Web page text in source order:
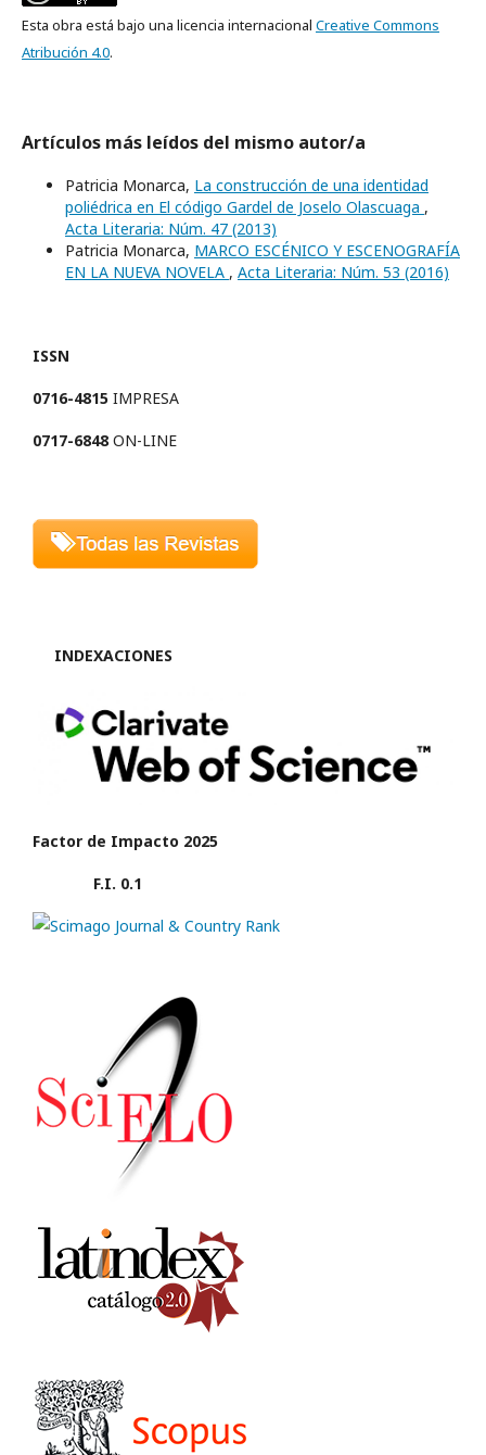
Esta obra está bajo una licencia internacional Creative Commons
Atribución 4.0.
Artículos más leídos del mismo autor/a
Patricia Monarca, La construcción de una identidad
poliédrica en El código Gardel de Joselo Olascuaga ,
Acta Literaria: Núm. 47 (2013)
Patricia Monarca, MARCO ESCÉNICO Y ESCENOGRAFÍA
EN LA NUEVA NOVELA , Acta Literaria: Núm. 53 (2016)
ISSN
0716-4815 IMPRESA
0717-6848ON-LINE
INDEXACIONES
Factor de Impacto 2025
F.I. 0.1